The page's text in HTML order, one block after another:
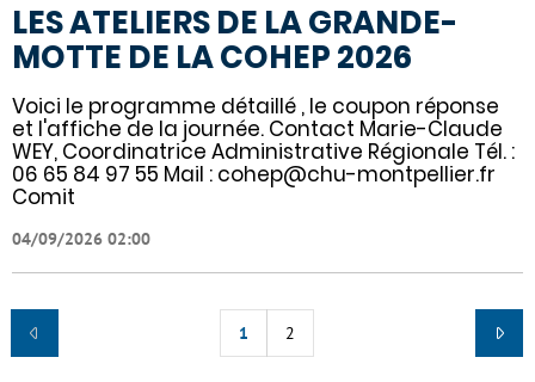
LES ATELIERS DE LA GRANDE-
MOTTE DE LA COHEP 2026
Voici le programme détaillé , le coupon réponse
et l'affiche de la journée. Contact Marie-Claude
WEY, Coordinatrice Administrative Régionale Tél. :
06 65 84 97 55 Mail : cohep@chu-montpellier.fr
Comit
04/09/2026 02:00
1 2